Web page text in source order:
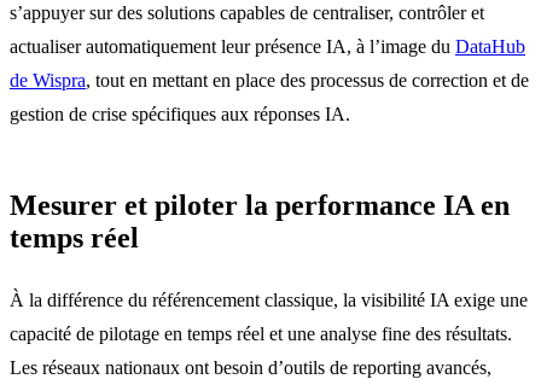
s’appuyer sur des solutions capables de centraliser, contrôler et
actualiser automatiquement leur présence IA, à l’image du DataHub
de Wispra, tout en mettant en place des processus de correction et de
gestion de crise spécifiques aux réponses IA.
Mesurer et piloter la performance IA en
temps réel
À la différence du référencement classique, la visibilité IA exige une
capacité de pilotage en temps réel et une analyse fine des résultats.
Les réseaux nationaux ont besoin d’outils de reporting avancés,